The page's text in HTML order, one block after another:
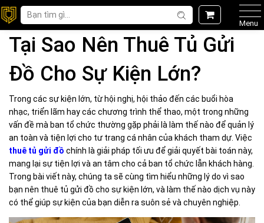
Menu
Tại Sao Nên Thuê Tủ Gửi
Đồ Cho Sự Kiện Lớn?
Trong các sự kiện lớn, từ hội nghị, hội thảo đến các buổi hòa
nhạc, triển lãm hay các chương trình thể thao, một trong những
vấn đề mà ban tổ chức thường gặp phải là làm thế nào để quản lý
an toàn và tiện lợi cho tư trang cá nhân của khách tham dự. Việc
thuê tủ gửi đồ chính là giải pháp tối ưu để giải quyết bài toán này,
mang lại sự tiện lợi và an tâm cho cả ban tổ chức lẫn khách hàng.
Trong bài viết này, chúng ta sẽ cùng tìm hiểu những lý do vì sao
bạn nên thuê tủ gửi đồ cho sự kiện lớn, và làm thế nào dịch vụ này
có thể giúp sự kiện của bạn diễn ra suôn sẻ và chuyên nghiệp.